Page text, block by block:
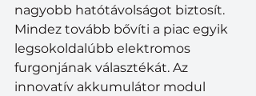
nagyobb hatótávolságot biztosít.
Mindez tovább bővíti a piac egyik
legsokoldalúbb elektromos
furgonjának választékát. Az
innovatív akkumulátor modul